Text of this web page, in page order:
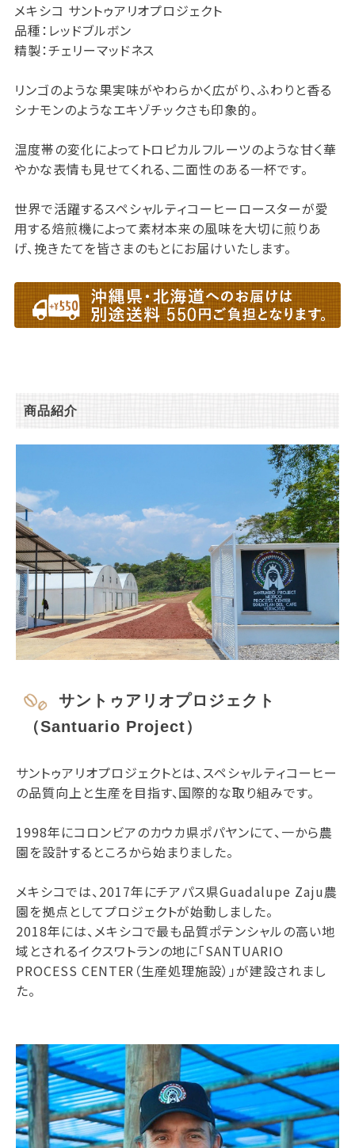
メキシコ サントゥアリオプロジェクト
品種：レッドブルボン
精製：チェリーマッドネス
リンゴのような果実味がやわらかく広がり、ふわりと香る
シナモンのようなエキゾチックさも印象的。
温度帯の変化によってトロピカルフルーツのような甘く華
やかな表情も見せてくれる、二面性のある一杯です。
世界で活躍するスペシャルティコーヒーロースターが愛
用する焙煎機によって素材本来の風味を大切に煎りあ
げ、挽きたてを皆さまのもとにお届けいたします。
商品紹介
サントゥアリオプロジェクト
（Santuario Project）
サントゥアリオプロジェクトとは、スペシャルティコーヒー
の品質向上と生産を目指す、国際的な取り組みです。
1998年にコロンビアのカウカ県ポパヤンにて、一から農
園を設計するところから始まりました。
メキシコでは、2017年にチアパス県Guadalupe Zaju農
園を拠点としてプロジェクトが始動しました。
2018年には、メキシコで最も品質ポテンシャルの高い地
域とされるイクスワトランの地に「SANTUARIO
PROCESS CENTER（生産処理施設）」が建設されまし
た。